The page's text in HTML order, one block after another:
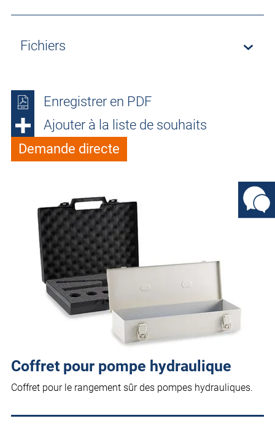
Fichiers
Enregistrer en PDF
Ajouter à la liste de souhaits
Demande directe
Coffret pour pompe hydraulique
Coffret pour le rangement sûr des pompes hydrauliques.